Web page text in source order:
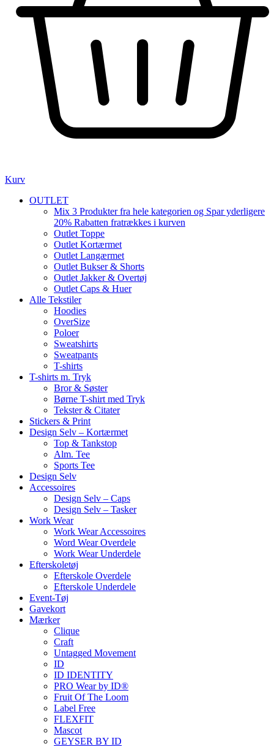
Kurv
OUTLET
Mix 3 Produkter fra hele kategorien og Spar yderligere
20% Rabatten fratrækkes i kurven
Outlet Toppe
Outlet Kortærmet
Outlet Langærmet
Outlet Bukser & Shorts
Outlet Jakker & Overtøj
Outlet Caps & Huer
Alle Tekstiler
Hoodies
OverSize
Poloer
Sweatshirts
Sweatpants
T-shirts
T-shirts m. Tryk
Bror & Søster
Børne T-shirt med Tryk
Tekster & Citater
Stickers & Print
Design Selv – Kortærmet
Top & Tankstop
Alm. Tee
Sports Tee
Design Selv
Accessoires
Design Selv – Caps
Design Selv – Tasker
Work Wear
Work Wear Accessoires
Word Wear Overdele
Work Wear Underdele
Efterskoletøj
Efterskole Overdele
Efterskole Underdele
Event-Tøj
Gavekort
Mærker
Clique
Craft
Untagged Movement
ID
ID IDENTITY
PRO Wear by ID®
Fruit Of The Loom
Label Free
FLEXFIT
Mascot
GEYSER BY ID